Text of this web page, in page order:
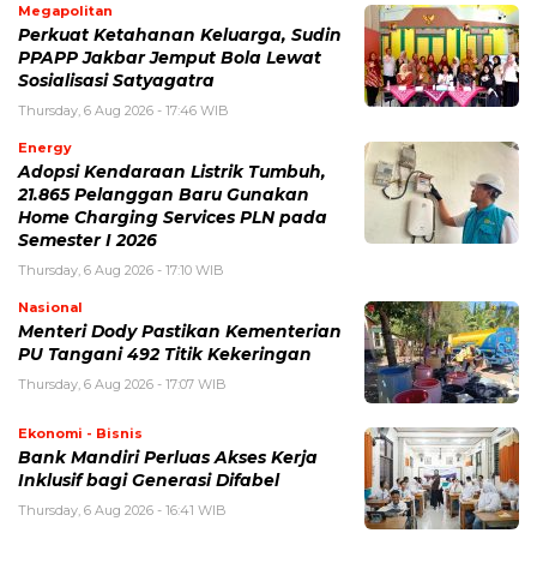
Megapolitan
Perkuat Ketahanan Keluarga, Sudin
PPAPP Jakbar Jemput Bola Lewat
Sosialisasi Satyagatra
Thursday, 6 Aug 2026 - 17:46 WIB
Energy
Adopsi Kendaraan Listrik Tumbuh,
21.865 Pelanggan Baru Gunakan
Home Charging Services PLN pada
Semester I 2026
Thursday, 6 Aug 2026 - 17:10 WIB
Nasional
Menteri Dody Pastikan Kementerian
PU Tangani 492 Titik Kekeringan
Thursday, 6 Aug 2026 - 17:07 WIB
Ekonomi - Bisnis
Bank Mandiri Perluas Akses Kerja
Inklusif bagi Generasi Difabel
Thursday, 6 Aug 2026 - 16:41 WIB